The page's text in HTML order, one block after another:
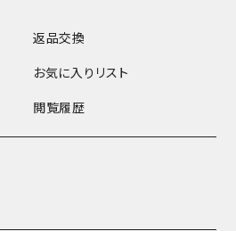
返品交換
お気に入りリスト
閲覧履歴